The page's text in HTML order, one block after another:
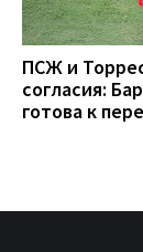
ПСЖ и
согласия:
готова к